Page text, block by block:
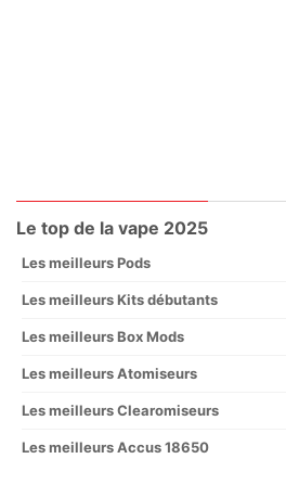
Le top de la vape 2025
Les meilleurs Pods
Les meilleurs Kits débutants
Les meilleurs Box Mods
Les meilleurs Atomiseurs
Les meilleurs Clearomiseurs
Les meilleurs Accus 18650